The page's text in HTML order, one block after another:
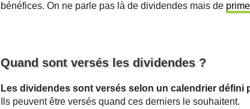
bénéfices. On ne parle pas là de dividendes mais de
Quand sont versés les dividendes ?
Les dividendes sont versés selon un calendrier défini
Ils peuvent être versés quand ces derniers le souhaitent.